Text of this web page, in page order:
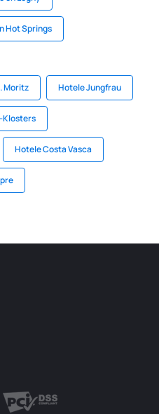
Hot Springs
Moritz Hotele Jungfrau
Klosters
Hotele Costa Vasca